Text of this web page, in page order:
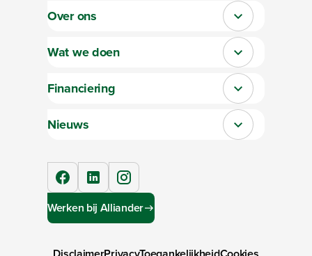
Over ons Sluit section-0
Wat we doen Sluit section-1
Financiering Sluit section-2
Nieuws Sluit section-3
facebooklinkedIninstagram
Werken bij Alliander